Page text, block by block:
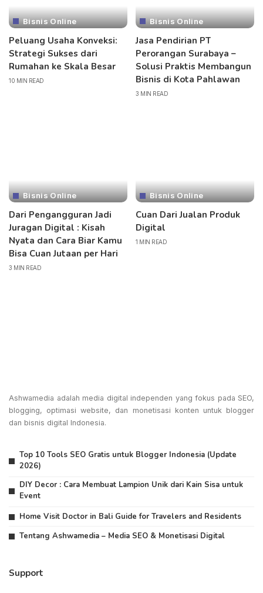
Bisnis Online
Peluang Usaha Konveksi:
Strategi Sukses dari
Rumahan ke Skala Besar
10 MIN READ
Bisnis Online
Jasa Pendirian PT
Perorangan Surabaya –
Solusi Praktis Membangun
Bisnis di Kota Pahlawan
3 MIN READ
Bisnis Online
Dari Pengangguran Jadi
Juragan Digital : Kisah
Nyata dan Cara Biar Kamu
Bisa Cuan Jutaan per Hari
3 MIN READ
Bisnis Online
Cuan Dari Jualan Produk
Digital
1 MIN READ
Ashwamedia adalah media digital independen yang fokus pada SEO,
blogging, optimasi website, dan monetisasi konten untuk blogger
dan bisnis digital Indonesia.
Top 10 Tools SEO Gratis untuk Blogger Indonesia (Update
2026)
DIY Decor : Cara Membuat Lampion Unik dari Kain Sisa untuk
Event
Home Visit Doctor in Bali Guide for Travelers and Residents
Tentang Ashwamedia – Media SEO & Monetisasi Digital
Support